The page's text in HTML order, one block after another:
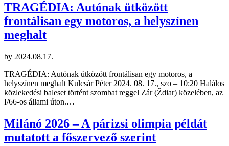
TRAGÉDIA: Autónak ütközött
frontálisan egy motoros, a helyszínen
meghalt
by 2024.08.17.
TRAGÉDIA: Autónak ütközött frontálisan egy motoros, a
helyszínen meghalt Kulcsár Péter 2024. 08. 17., szo – 10:20 Halálos
közlekedési baleset történt szombat reggel Zár (Ždiar) közelében, az
I/66-os állami úton.…
Milánó 2026 – A párizsi olimpia példát
mutatott a főszervező szerint